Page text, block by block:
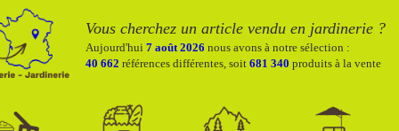
Vous cherchez un article vendu en jardinerie ?
Aujourd'hui 7 août 2026 nous avons à notre sélection :
40 662 références différentes, soit 681 340 produits à la vente